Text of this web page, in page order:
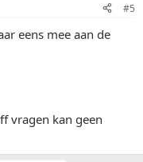
#5
eens mee aan de
vragen kan geen